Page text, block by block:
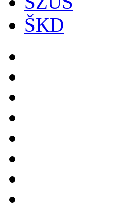
ŠKD